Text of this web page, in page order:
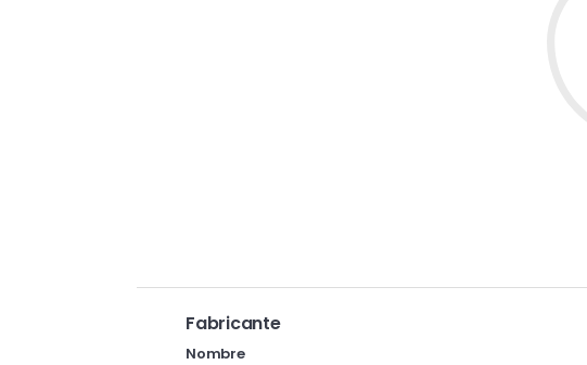
Fabricante
Nombre